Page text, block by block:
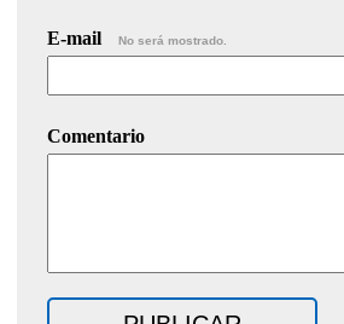
E-mail No será mostrado.
Comentario